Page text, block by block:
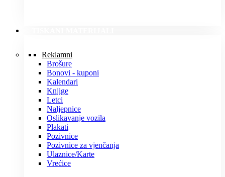
Reklamni
Brošure
Bonovi - kuponi
Kalendari
Knjige
Letci
Naljepnice
Oslikavanje vozila
Plakati
Pozivnice
Pozivnice za vjenčanja
Ulaznice/Karte
Vrećice